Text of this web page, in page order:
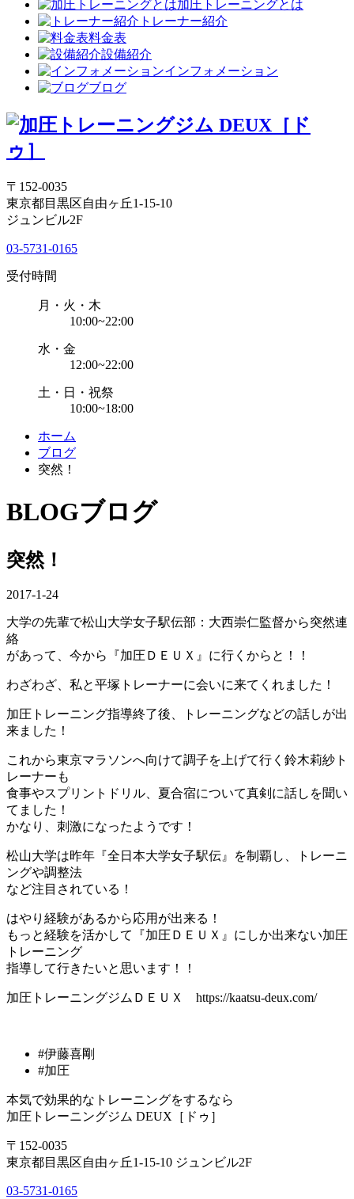
加圧トレーニングとは
トレーナー紹介
料金表
設備紹介
インフォメーション
ブログ
〒152-0035
東京都目黒区自由ヶ丘1-15-10
ジュンビル2F
03-5731-0165
受付時間
月・火・木
10:00~22:00
水・金
12:00~22:00
土・日・祝祭
10:00~18:00
ホーム
ブログ
突然！
BLOGブログ
突然！
2017-1-24
大学の先輩で松山大学女子駅伝部：大西崇仁監督から突然連
絡
があって、今から『加圧ＤＥＵＸ』に行くからと！！
わざわざ、私と平塚トレーナーに会いに来てくれました！
加圧トレーニング指導終了後、トレーニングなどの話しが出
来ました！
これから東京マラソンへ向けて調子を上げて行く鈴木莉紗ト
レーナーも
食事やスプリントドリル、夏合宿について真剣に話しを聞い
てました！
かなり、刺激になったようです！
松山大学は昨年『全日本大学女子駅伝』を制覇し、トレーニ
ングや調整法
など注目されている！
はやり経験があるから応用が出来る！
もっと経験を活かして『加圧ＤＥＵＸ』にしか出来ない加圧
トレーニング
指導して行きたいと思います！！
加圧トレーニングジムＤＥＵＸ https://kaatsu-deux.com/
#伊藤喜剛
#加圧
本気で効果的なトレーニングをするなら
加圧トレーニングジム DEUX［ドゥ］
〒152-0035
東京都目黒区自由ヶ丘1-15-10 ジュンビル2F
03-5731-0165